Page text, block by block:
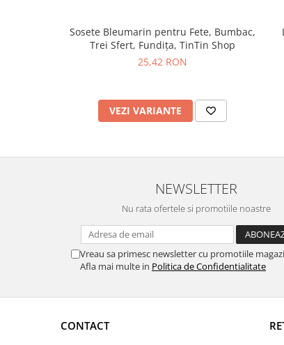
Sosete Bleumarin pentru Fete, Bumbac,
Trei Sfert, Fundița, TinTin Shop
25,42 RON
VEZI VARIANTE
NEWSLETTER
Nu rata ofertele si promotiile noastre
Vreau sa primesc newsletter cu promotiile
Afla mai multe in Politica de Confidentialitate
CONTACT